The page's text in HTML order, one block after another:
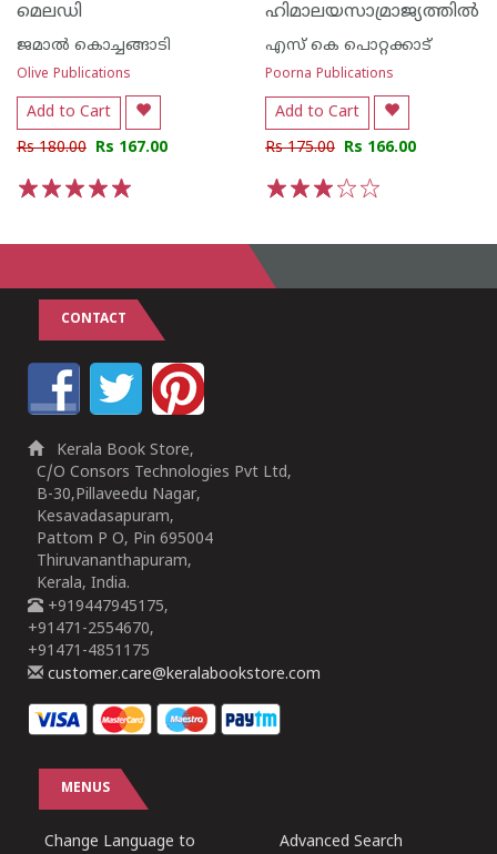
മെലഡി
ജമാല്‍ കൊച്ചങ്ങാടി
Olive Publications
Add to Cart
Rs 180.00 Rs 167.00
ഹിമാലയസാമ്രാജ്യത്തില്‍
എസ്‌ കെ പൊറ്റക്കാട്‌
Poorna Publications
Add to Cart
Rs 175.00 Rs 166.00
CONTACT
Kerala Book Store,
C/O Consors Technologies Pvt Ltd,
B-30,Pillaveedu Nagar,
Kesavadasapuram,
Pattom P O, Pin 695004
Thiruvananthapuram,
Kerala, India.
+919447945175,
+91471-2554670,
+91471-4851175
customer.care@keralabookstore.com
MENUS
Change Language to
Advanced Search